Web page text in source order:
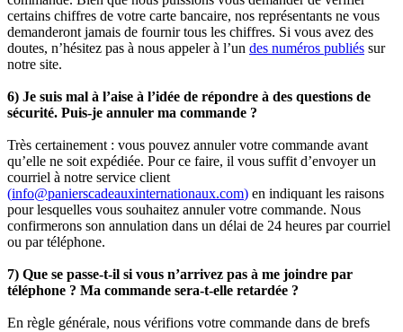
certains chiffres de votre carte bancaire, nos représentants ne vous
demanderont jamais de fournir tous les chiffres. Si vous avez des
doutes, n’hésitez pas à nous appeler à l’un des numéros publiés sur
notre site.
6) Je suis mal à l’aise à l’idée de répondre à des questions de
sécurité. Puis-je annuler ma commande ?
Très certainement : vous pouvez annuler votre commande avant
qu’elle ne soit expédiée. Pour ce faire, il vous suffit d’envoyer un
courriel à notre service client
(info@panierscadeauxinternationaux.com) en indiquant les raisons
pour lesquelles vous souhaitez annuler votre commande. Nous
confirmerons son annulation dans un délai de 24 heures par courriel
ou par téléphone.
7) Que se passe-t-il si vous n’arrivez pas à me joindre par
téléphone ? Ma commande sera-t-elle retardée ?
En règle générale, nous vérifions votre commande dans de brefs